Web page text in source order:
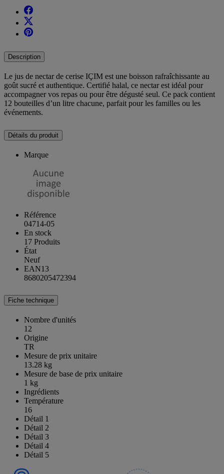
Description
Le jus de nectar de cerise IÇIM est une boisson rafraîchissante au
goût sucré et authentique. Certifié halal, ce nectar est idéal pour
accompagner vos repas ou pour être dégusté seul. Ce pack contient
12 bouteilles d’un litre chacune, parfait pour les familles ou les
événements.
Détails du produit
Marque
Référence
04714-05
En stock
17 Produits
État
Neuf
EAN13
8680205472394
Fiche technique
Nombre d'unités
12
Origine
TR
Mesure de prix unitaire
13.28 kg
Mesure de base de prix unitaire
1 kg
Ingrédients
Température
16
Détail 1
Détail 2
Détail 3
Détail 4
Détail 5